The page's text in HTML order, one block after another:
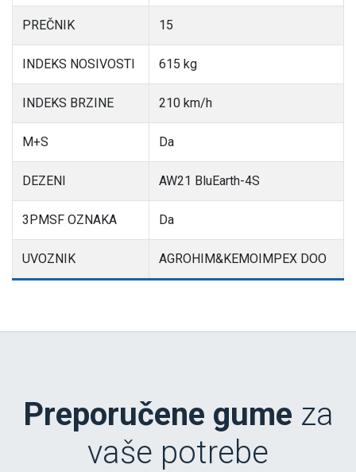
PREČNIK 15
INDEKS NOSIVOSTI 615 kg
INDEKS BRZINE 210 km/h
M+S Da
DEZENI AW21 BluEarth-4S
3PMSF OZNAKA Da
UVOZNIK AGROHIM&KEMOIMPEX DOO
Preporučene gume za
vaše potrebe